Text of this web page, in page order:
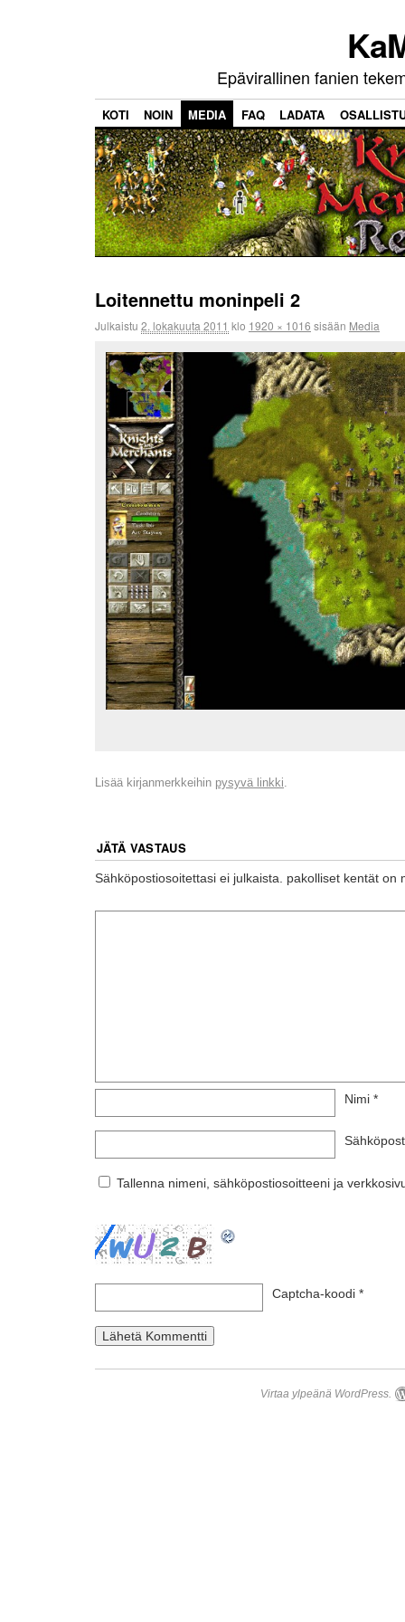
Epävirallinen fanien
KOTI NOIN MEDIA FAQ LADATA
Loitennettu moninpeli 2
Julkaistu 2. lokakuuta 2011 klo 1920 × 1016 sisään Media
Lisää kirjanmerkkeihin pysyvä linkki.
JÄTÄ VASTAUS
Sähköpostiosoitettasi ei julkaista. pakolliset kentät on
Nimi *
Tallenna nimeni, sähköpostiosoitteeni ja
Captcha-koodi *
Virtaa ylpeänä WordPress.